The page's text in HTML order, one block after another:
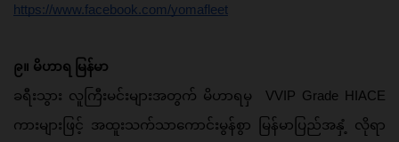
https://www.facebook.com/yomafleet
၉။ မိဟာရ မြန်မာ
ခရီးသွား လူကြီးမင်းများအတွက် မိဟာရမှ  VVIP Grade HIACE
ကားများဖြင့် အထူးသက်သာကောင်းမွန်စွာ မြန်မာပြည်အနှံ့ လိုရာ